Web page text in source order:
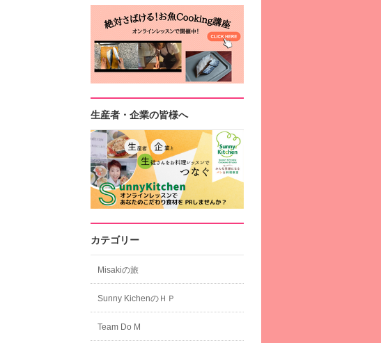
生産者・企業の皆様へ
カテゴリー
Misakiの旅
Sunny KichenのＨＰ
Team Do M